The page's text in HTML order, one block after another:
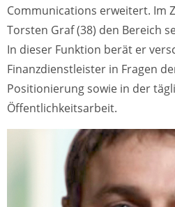
Communications erweitert. Im
Torsten Graf (38) den Bereich
In dieser Funktion berät er
Finanzdienstleister in Fragen
Positionierung sowie in der
Öffentlichkeitsarbeit.